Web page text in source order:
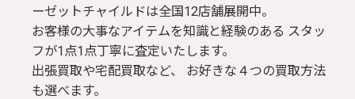
ーゼットチャイルドは全国12店舗展開中。
お客様の大事なアイテムを知識と経験のある スタッ
フが1点1点丁寧に査定いたします。
出張買取や宅配買取など、 お好きな４つの買取方法
も選べます。